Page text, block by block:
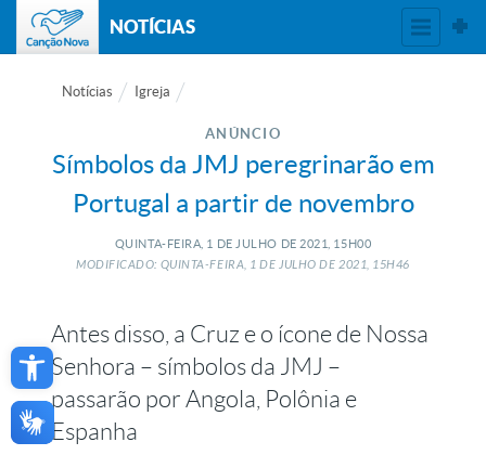
Open toolbar
NOTÍCIAS
Notícias Igreja
ANÚNCIO
Símbolos da JMJ peregrinarão em
Portugal a partir de novembro
QUINTA-FEIRA, 1 DE JULHO DE 2021, 15H00
MODIFICADO: QUINTA-FEIRA, 1 DEJULHO DE 2021, 15H46
Antes disso, a Cruz e o ícone de Nossa
Senhora – símbolos da JMJ –
passarão por Angola, Polônia e
Espanha